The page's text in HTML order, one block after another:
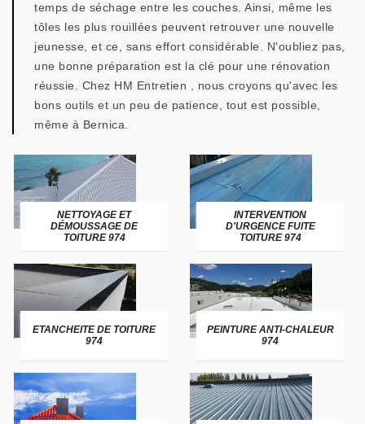
temps de séchage entre les couches. Ainsi, même les
tôles les plus rouillées peuvent retrouver une nouvelle
jeunesse, et ce, sans effort considérable. N'oubliez pas,
une bonne préparation est la clé pour une rénovation
réussie. Chez HM Entretien , nous croyons qu'avec les
bons outils et un peu de patience, tout est possible,
même à Bernica.
NETTOYAGE ET
DÉMOUSSAGE DE
TOITURE 974
INTERVENTION
D'URGENCE FUITE
TOITURE 974
ETANCHEITE DE TOITURE
974
PEINTURE ANTI-CHALEUR
974